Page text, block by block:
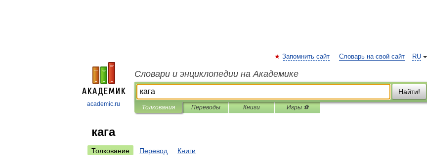
academic.ru
RU
Запомнить сайт Словарь на свой сайт
Словари и энциклопедии на Академике
Найти!
Толкования Переводы Книги Игры ⚽
кага
Толкование Перевод Книги